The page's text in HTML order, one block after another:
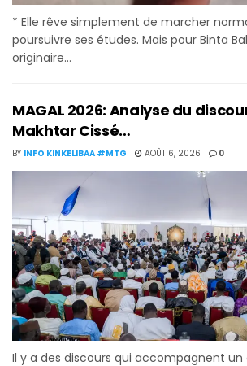
* Elle rêve simplement de marcher
poursuivre ses études. Mais pour Binta
originaire...
MAGAL 2026: Analyse du
Makhtar Cissé…
BY INFO KINKELIBAA #MTG AOÛT 6, 2026 0
Il y a des discours qui accompagnent un